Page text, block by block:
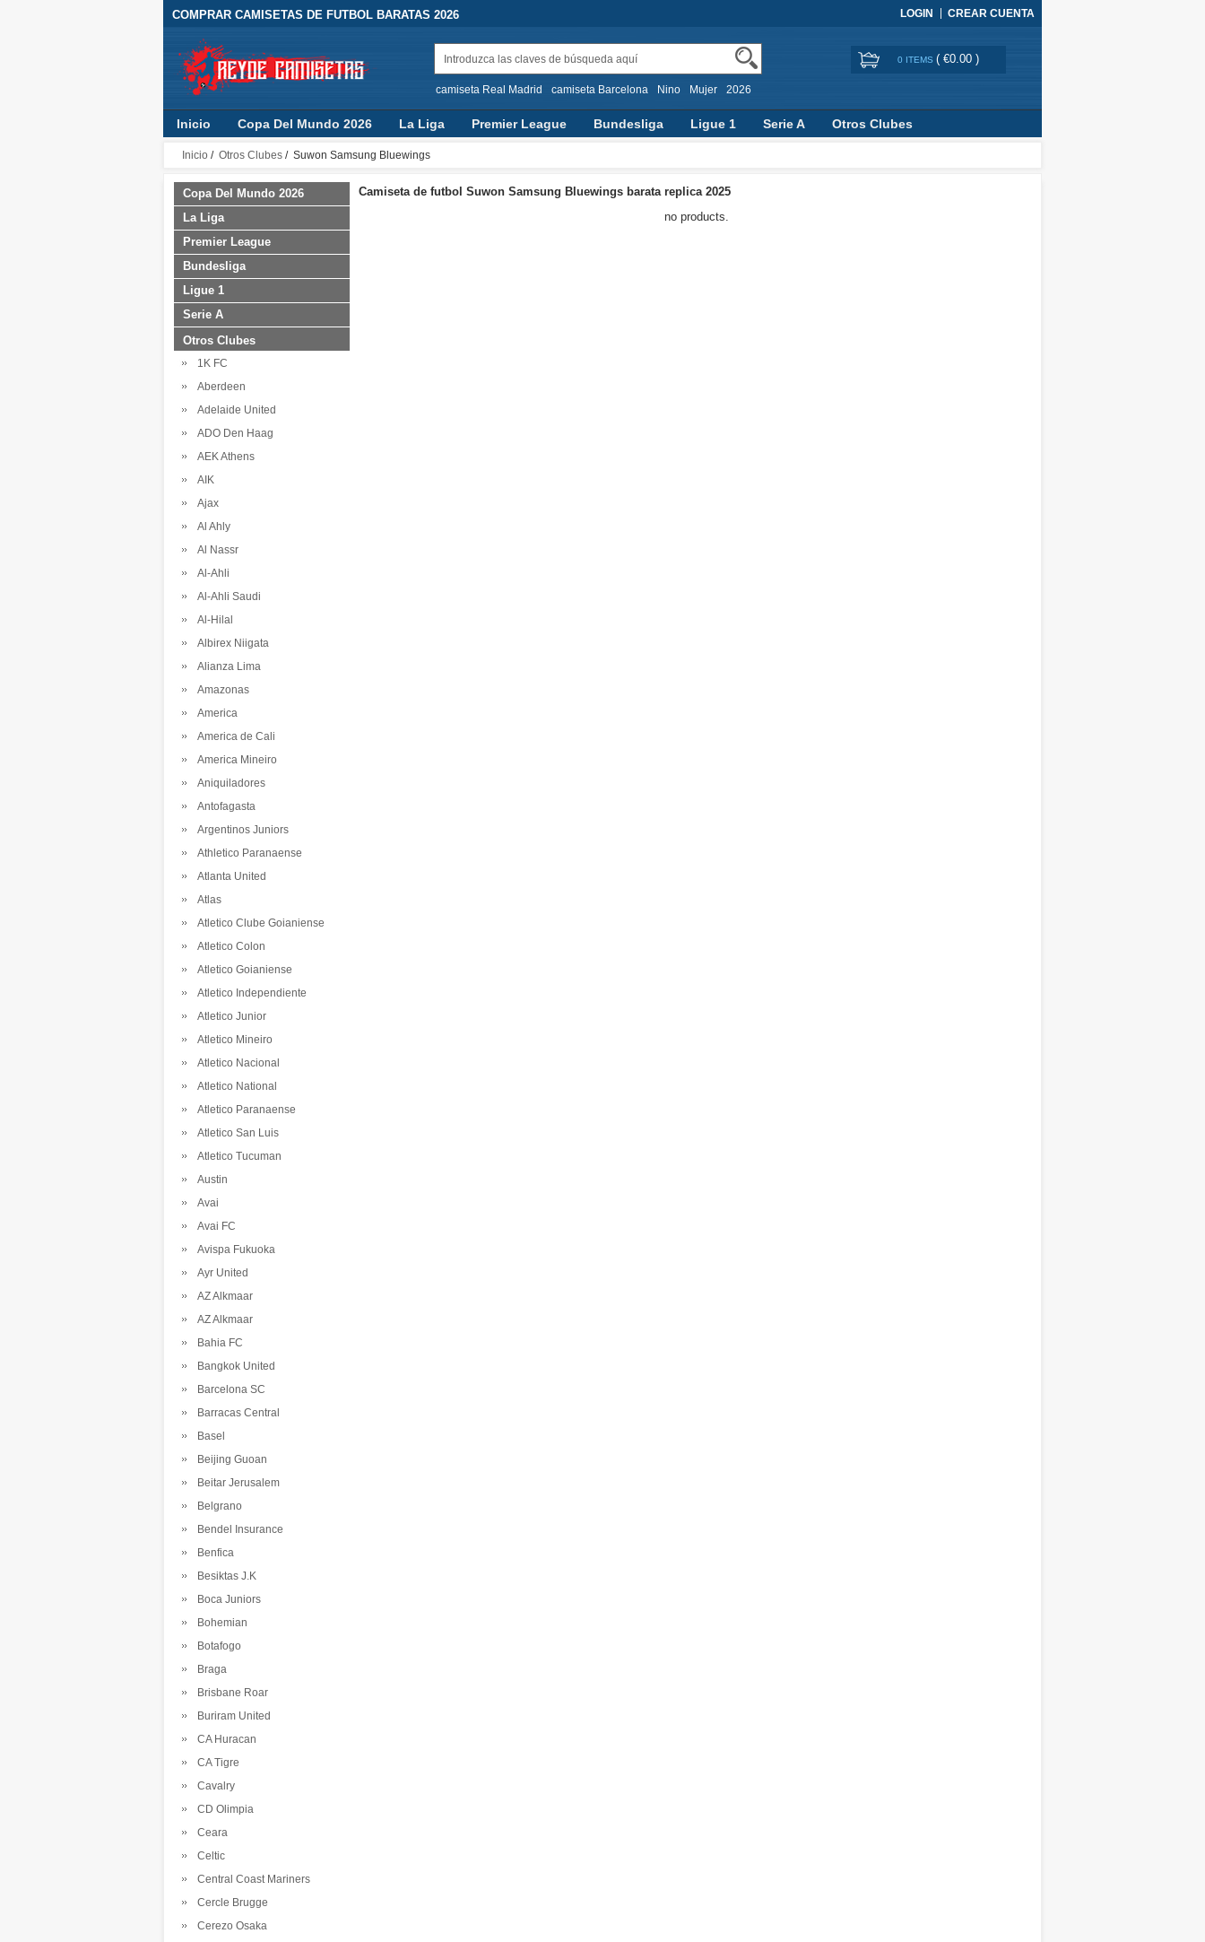
COMPRAR CAMISETAS DE FUTBOL BARATAS 2026 LOGIN CREAR CUENTA
camiseta Real Madrid camiseta Barcelona Nino Mujer 2026
0 ITEMS ( €0.00 )
Inicio Copa Del Mundo 2026 La Liga Premier League Bundesliga Ligue 1 Serie A Otros Clubes
Inicio / Otros Clubes / Suwon Samsung Bluewings
Copa Del Mundo 2026
La Liga
Premier League
Bundesliga
Ligue 1
Serie A
Otros Clubes
1K FC
Aberdeen
Adelaide United
ADO Den Haag
AEK Athens
AIK
Ajax
Al Ahly
Al Nassr
Al-Ahli
Al-Ahli Saudi
Al-Hilal
Albirex Niigata
Alianza Lima
Amazonas
America
America de Cali
America Mineiro
Aniquiladores
Antofagasta
Argentinos Juniors
Athletico Paranaense
Atlanta United
Atlas
Atletico Clube Goianiense
Atletico Colon
Atletico Goianiense
Atletico Independiente
Atletico Junior
Atletico Mineiro
Atletico Nacional
Atletico National
Atletico Paranaense
Atletico San Luis
Atletico Tucuman
Austin
Avai
Avai FC
Avispa Fukuoka
Ayr United
AZ Alkmaar
AZ Alkmaar
Bahia FC
Bangkok United
Barcelona SC
Barracas Central
Basel
Beijing Guoan
Beitar Jerusalem
Belgrano
Bendel Insurance
Benfica
Besiktas J.K
Boca Juniors
Bohemian
Botafogo
Braga
Brisbane Roar
Buriram United
CA Huracan
CA Tigre
Cavalry
CD Olimpia
Ceara
Celtic
Central Coast Mariners
Cercle Brugge
Cerezo Osaka
Camiseta de futbol Suwon Samsung Bluewings barata replica 2025
no products.